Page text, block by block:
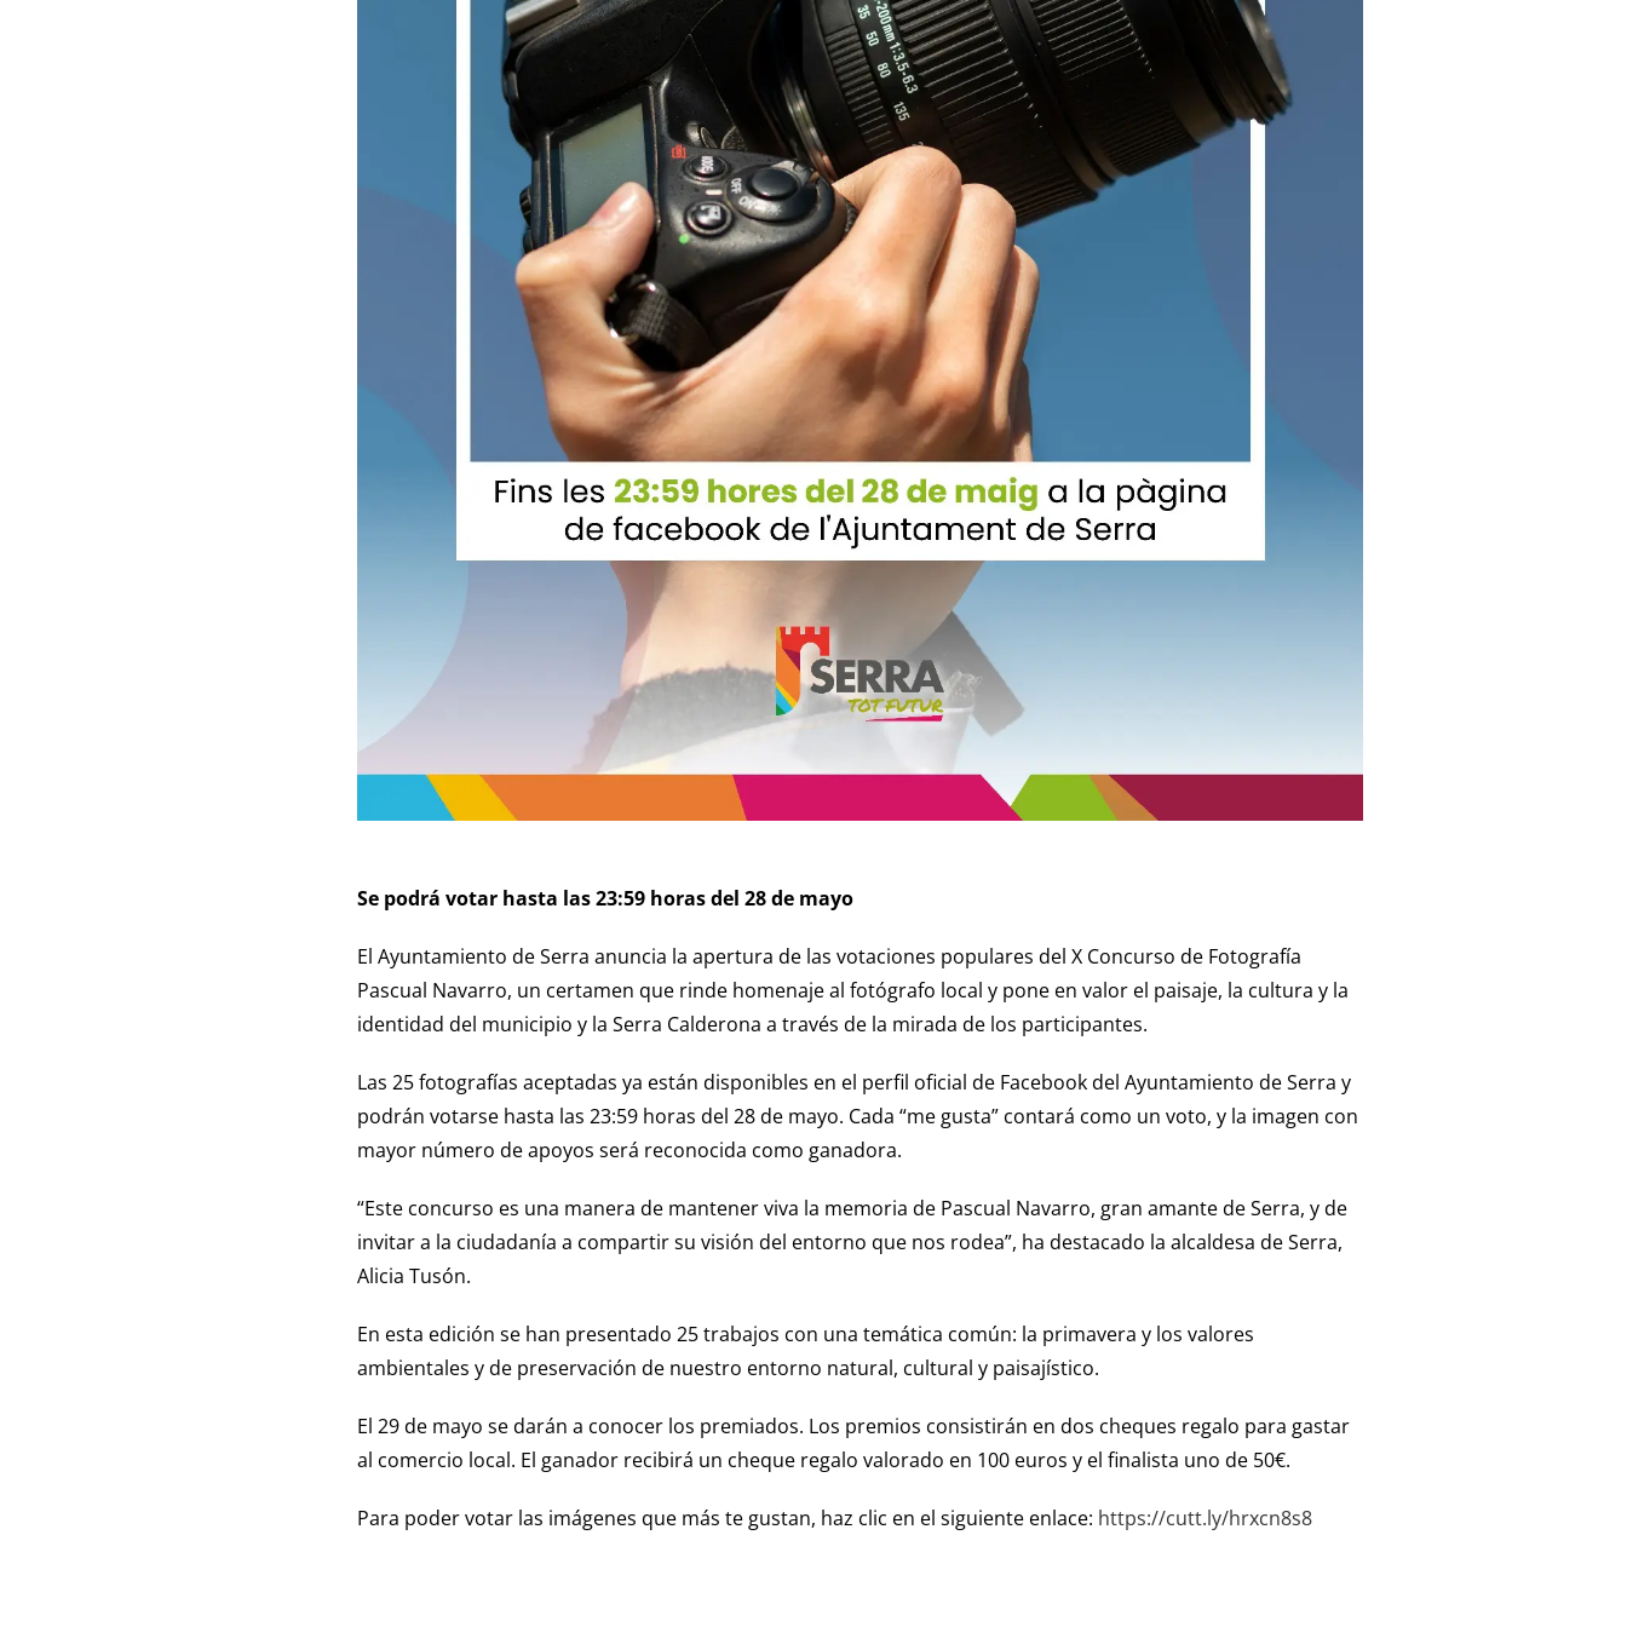
Se podrá votar hasta las 23:59 horas del 28 de mayo
El Ayuntamiento de Serra anuncia la apertura de las votaciones populares del X Concurso de Fotografía
Pascual Navarro, un certamen que rinde homenaje al fotógrafo local y pone en valor el paisaje, la cultura y la
identidad del municipio y la Serra Calderona a través de la mirada de los participantes.
Las 25 fotografías aceptadas ya están disponibles en el perfil oficial de Facebook del Ayuntamiento de Serra y
podrán votarse hasta las 23:59 horas del 28 de mayo. Cada “me gusta” contará como un voto, y la imagen con
mayor número de apoyos será reconocida como ganadora.
“Este concurso es una manera de mantener viva la memoria de Pascual Navarro, gran amante de Serra, y de
invitar a la ciudadanía a compartir su visión del entorno que nos rodea”, ha destacado la alcaldesa de Serra,
Alicia Tusón.
En esta edición se han presentado 25 trabajos con una temática común: la primavera y los valores
ambientales y de preservación de nuestro entorno natural, cultural y paisajístico.
El 29 de mayo se darán a conocer los premiados. Los premios consistirán en dos cheques regalo para gastar
al comercio local. El ganador recibirá un cheque regalo valorado en 100 euros y el finalista uno de 50€.
Para poder votar las imágenes que más te gustan, haz clic en el siguiente enlace: https://cutt.ly/hrxcn8s8